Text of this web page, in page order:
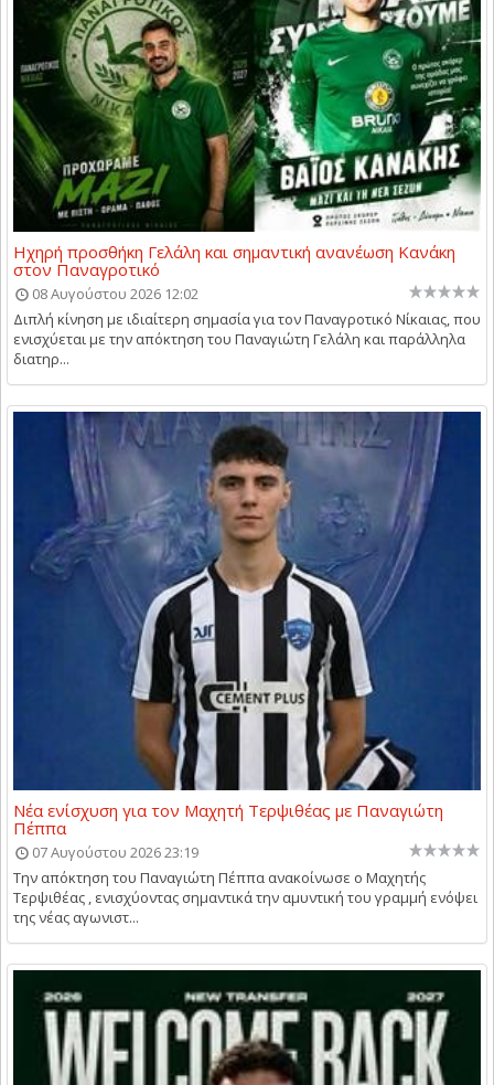
Ηχηρή προσθήκη Γελάλη και σημαντική ανανέωση Κανάκη
στον Παναγροτικό
08 Αυγούστου 2026 12:02
Διπλή κίνηση με ιδιαίτερη σημασία για τον Παναγροτικό Νίκαιας, που
ενισχύεται με την απόκτηση του Παναγιώτη Γελάλη και παράλληλα
διατηρ...
Νέα ενίσχυση για τον Μαχητή Τερψιθέας με Παναγιώτη
Πέππα
07 Αυγούστου 2026 23:19
Την απόκτηση του Παναγιώτη Πέππα ανακοίνωσε ο Μαχητής
Τερψιθέας , ενισχύοντας σημαντικά την αμυντική του γραμμή ενόψει
της νέας αγωνιστ...